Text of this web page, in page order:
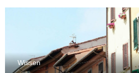
Wissen